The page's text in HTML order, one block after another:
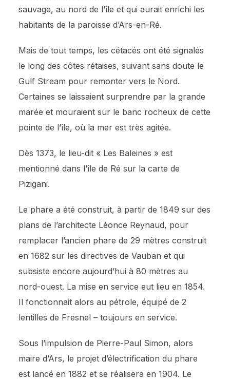
sauvage, au nord de l’île et qui aurait enrichi les
habitants de la paroisse d’Ars-en-Ré.
Mais de tout temps, les cétacés ont été signalés
le long des côtes rétaises, suivant sans doute le
Gulf Stream pour remonter vers le Nord.
Certaines se laissaient surprendre par la grande
marée et mouraient sur le banc rocheux de cette
pointe de l’île, où la mer est très agitée.
Dès 1373, le lieu-dit « Les Baleines » est
mentionné dans l’île de Ré sur la carte de
Pizigani.
Le phare a été construit, à partir de 1849 sur des
plans de l’architecte Léonce Reynaud, pour
remplacer l’ancien phare de 29 mètres construit
en 1682 sur les directives de Vauban et qui
subsiste encore aujourd’hui à 80 mètres au
nord-ouest. La mise en service eut lieu en 1854.
Il fonctionnait alors au pétrole, équipé de 2
lentilles de Fresnel – toujours en service.
Sous l’impulsion de Pierre-Paul Simon, alors
maire d’Ars, le projet d’électrification du phare
est lancé en 1882 et se réalisera en 1904. Le